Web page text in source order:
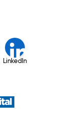
LinkedIn